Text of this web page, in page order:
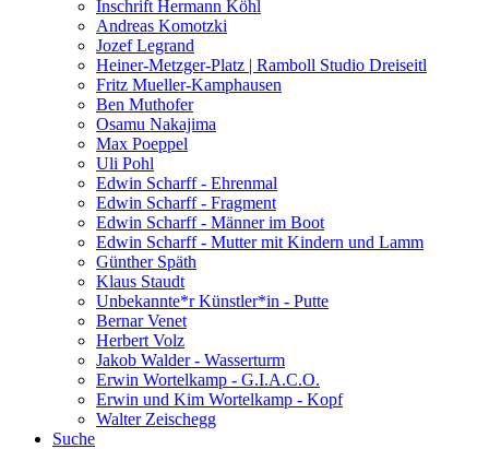
Inschrift Hermann Köhl
Andreas Komotzki
Jozef Legrand
Heiner-Metzger-Platz | Ramboll Studio Dreiseitl
Fritz Mueller-Kamphausen
Ben Muthofer
Osamu Nakajima
Max Poeppel
Uli Pohl
Edwin Scharff - Ehrenmal
Edwin Scharff - Fragment
Edwin Scharff - Männer im Boot
Edwin Scharff - Mutter mit Kindern und Lamm
Günther Späth
Klaus Staudt
Unbekannte*r Künstler*in - Putte
Bernar Venet
Herbert Volz
Jakob Walder - Wasserturm
Erwin Wortelkamp - G.I.A.C.O.
Erwin und Kim Wortelkamp - Kopf
Walter Zeischegg
Suche